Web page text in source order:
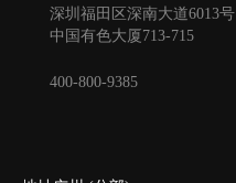
深圳福田区深南大道6013号
中国有色大厦713-715
400-800-9385